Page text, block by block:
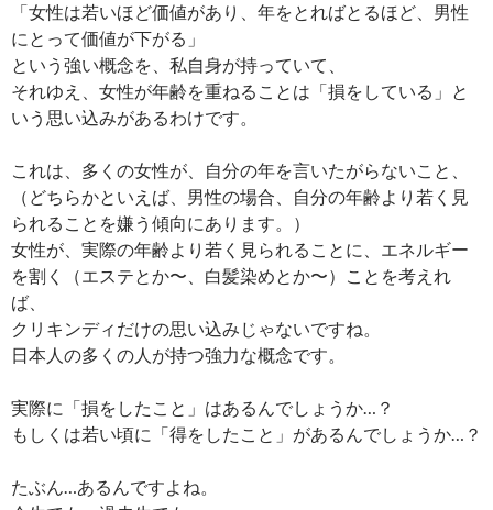
「女性は若いほど価値があり、年をとればとるほど、男性
にとって価値が下がる」
という強い概念を、私自身が持っていて、
それゆえ、女性が年齢を重ねることは「損をしている」と
いう思い込みがあるわけです。
これは、多くの女性が、自分の年を言いたがらないこと、
（どちらかといえば、男性の場合、自分の年齢より若く見
られることを嫌う傾向にあります。）
女性が、実際の年齢より若く見られることに、エネルギー
を割く（エステとか〜、白髪染めとか〜）ことを考えれ
ば、
クリキンディだけの思い込みじゃないですね。
日本人の多くの人が持つ強力な概念です。
実際に「損をしたこと」はあるんでしょうか…？
もしくは若い頃に「得をしたこと」があるんでしょうか…？
たぶん…あるんですよね。